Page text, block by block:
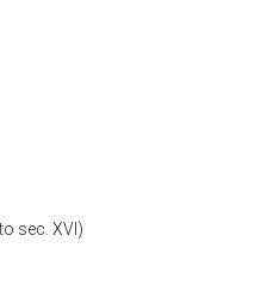
sec. XVI)